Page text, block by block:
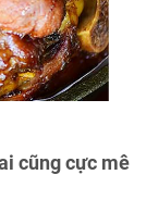
cũng cực mê